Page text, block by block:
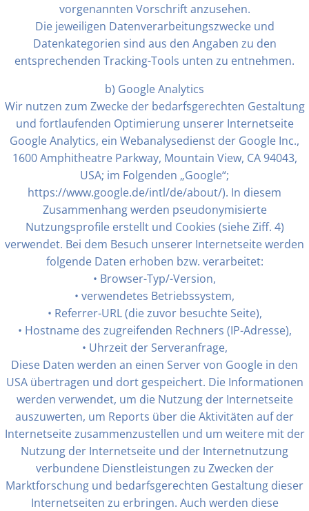
vorgenannten Vorschrift anzusehen.
Die jeweiligen Datenverarbeitungszwecke und
Datenkategorien sind aus den Angaben zu den
entsprechenden Tracking-Tools unten zu entnehmen.
b) Google Analytics
Wir nutzen zum Zwecke der bedarfsgerechten Gestaltung
und fortlaufenden Optimierung unserer Internetseite
Google Analytics, ein Webanalysedienst der Google Inc.,
1600 Amphitheatre Parkway, Mountain View, CA 94043,
USA; im Folgenden „Google“;
https://www.google.de/intl/de/about/). In diesem
Zusammenhang werden pseudonymisierte
Nutzungsprofile erstellt und Cookies (siehe Ziff. 4)
verwendet. Bei dem Besuch unserer Internetseite werden
folgende Daten erhoben bzw. verarbeitet:
• Browser-Typ/-Version,
• verwendetes Betriebssystem,
• Referrer-URL (die zuvor besuchte Seite),
• Hostname des zugreifenden Rechners (IP-Adresse),
• Uhrzeit der Serveranfrage,
Diese Daten werden an einen Server von Google in den
USA übertragen und dort gespeichert. Die Informationen
werden verwendet, um die Nutzung der Internetseite
auszuwerten, um Reports über die Aktivitäten auf der
Internetseite zusammenzustellen und um weitere mit der
Nutzung der Internetseite und der Internetnutzung
verbundene Dienstleistungen zu Zwecken der
Marktforschung und bedarfsgerechten Gestaltung dieser
Internetseiten zu erbringen. Auch werden diese